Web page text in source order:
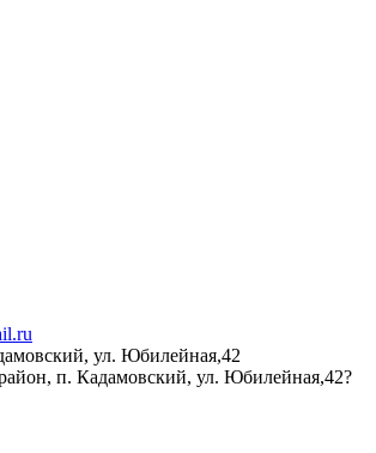
ул. Юбилейная,42
п. Кадамовский, ул. Юбилейная,42?